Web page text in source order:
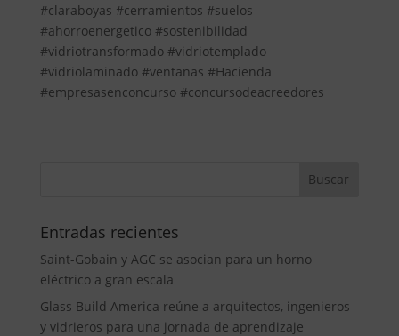
#claraboyas #cerramientos #suelos
#ahorroenergetico #sostenibilidad
#vidriotransformado #vidriotemplado
#vidriolaminado #ventanas #Hacienda
#empresasenconcurso #concursodeacreedores
Entradas recientes
Saint-Gobain y AGC se asocian para un horno
eléctrico a gran escala
Glass Build America reúne a arquitectos, ingenieros
y vidrieros para una jornada de aprendizaje